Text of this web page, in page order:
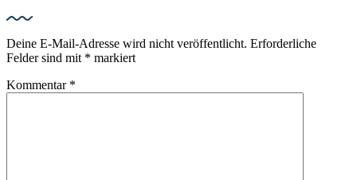
Deine E-Mail-Adresse wird nicht veröffentlicht. Erforderliche
Felder sind mit * markiert
Kommentar *